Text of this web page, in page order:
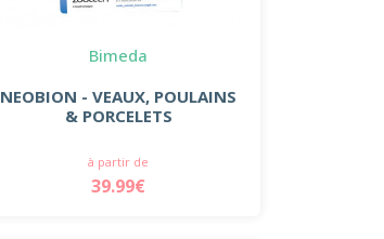
Bimeda
NEOBION - VEAUX, POULAINS
& PORCELETS
à partir de
39.99€